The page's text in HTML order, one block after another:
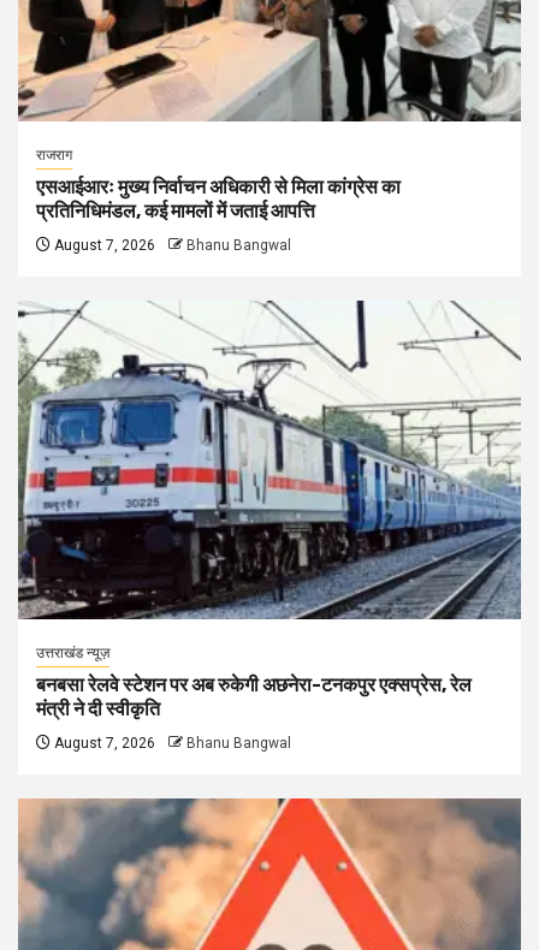
राजराग
एसआईआरः मुख्य निर्वाचन अधिकारी से मिला कांग्रेस का
प्रतिनिधिमंडल, कई मामलों में जताई आपत्ति
August 7, 2026 Bhanu Bangwal
उत्तराखंड न्यूज़
बनबसा रेलवे स्टेशन पर अब रुकेगी अछनेरा-टनकपुर एक्सप्रेस, रेल
मंत्री ने दी स्वीकृति
August 7, 2026 Bhanu Bangwal